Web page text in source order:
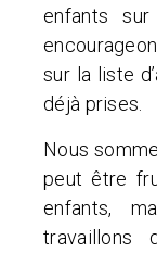
enfants
sur la liste
déjà prises.
Nous
peut être
enfants,
travaillons